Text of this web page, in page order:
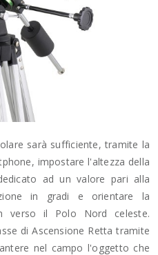
sarà sufficiente, tramite la
impostare l'altezza della
ad un valore pari alla
in gradi e orientare la
verso il Polo Nord celeste.
di Ascensione Retta tramite
nel campo l'oggetto che